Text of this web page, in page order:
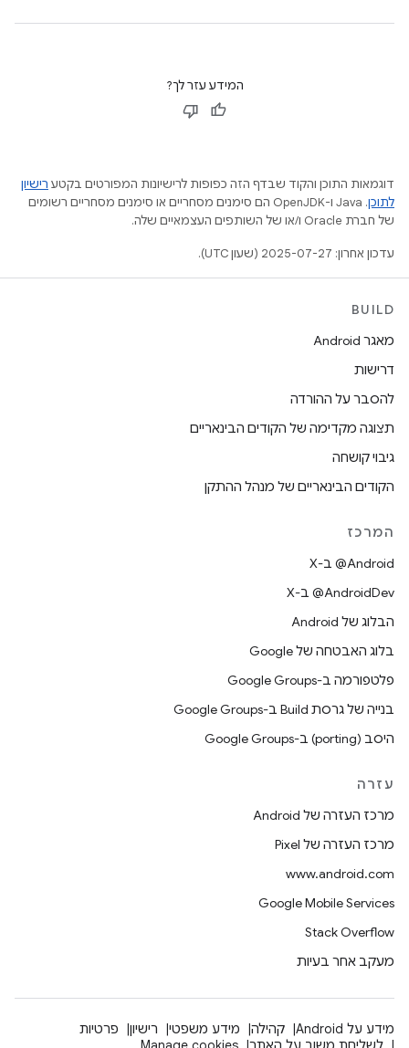
המידע עזר לך?
דוגמאות התוכן והקוד שבדף הזה כפופות לרישיונות המפורטים בקטע רישיון
לתוכן
.‏ Java ו-OpenJDK הם סימנים מסחריים או סימנים מסחריים רשומים
של חברת Oracle ו/או של השותפים העצמאיים שלה.
עדכון אחרון: 2025-07-27 (שעון UTC).
BUILD
מאגר Android
דרישות
להסבר על ההורדה
תצוגה מקדימה של הקודים הבינאריים
גיבוי קושחה
הקודים הבינאריים של מנהל ההתקן
המרכז
‫‎@Android ב-X
‫‎@AndroidDev ב-X
הבלוג של Android
בלוג האבטחה של Google
פלטפורמה ב-Google Groups
בנייה של גרסת Build ב-Google Groups
היסב (porting) ב-Google Groups
עזרה
מרכז העזרה של Android
מרכז העזרה של Pixel
www.android.com
Google Mobile Services
Stack Overflow
מעקב אחר בעיות
מידע על Android קהילה מידע משפטי רישיון
פרטיות